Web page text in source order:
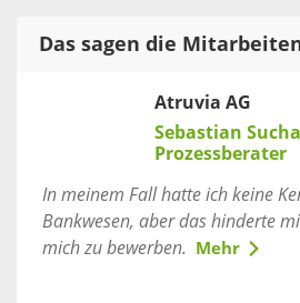
Das sagen die
Atruvia AG
Sebastian
Prozessberater
In meinem Fall hatte ich keine
Bankwesen, aber das hinderte
mich zu bewerben. Mehr